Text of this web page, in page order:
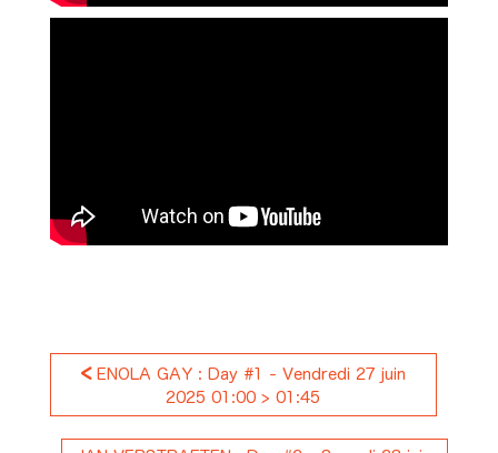
<ENOLA GAY : Day #1 - Vendredi 27 juin
2025 01:00 > 01:45